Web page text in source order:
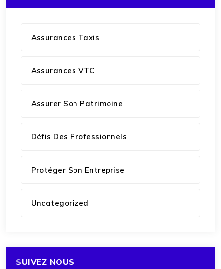
Assurances Taxis
Assurances VTC
Assurer Son Patrimoine
Défis Des Professionnels
Protéger Son Entreprise
Uncategorized
SUIVEZ NOUS